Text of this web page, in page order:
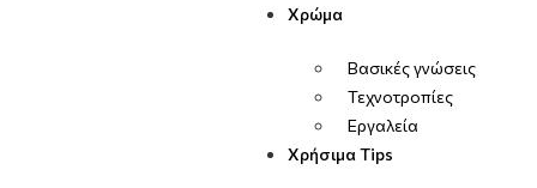
Χρώμα
Βασικές γνώσεις
Τεχνοτροπίες
Εργαλεία
Χρήσιμα Tips